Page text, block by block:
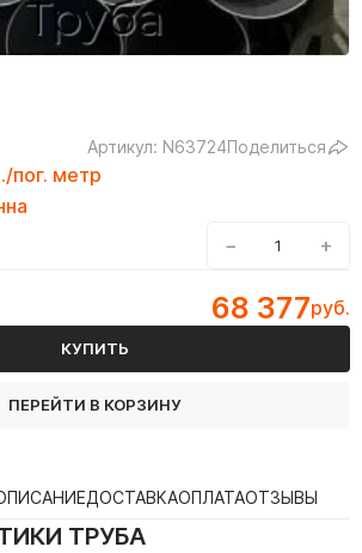
Артикул: N63724Поделиться
пог. метр
− +
68 377руб.
КУПИТЬ
ПЕРЕЙТИ В КОРЗИНУ
ДОСТАВКАОПЛАТАОТЗЫВЫ
ТРУБА